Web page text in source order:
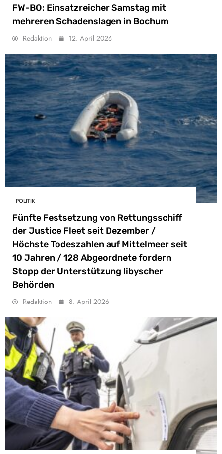
FW-BO: Einsatzreicher Samstag mit
mehreren Schadenslagen in Bochum
Redaktion 12. April 2026
POLITIK
Fünfte Festsetzung von Rettungsschiff
der Justice Fleet seit Dezember /
Höchste Todeszahlen auf Mittelmeer seit
10 Jahren / 128 Abgeordnete fordern
Stopp der Unterstützung libyscher
Behörden
Redaktion 8. April 2026